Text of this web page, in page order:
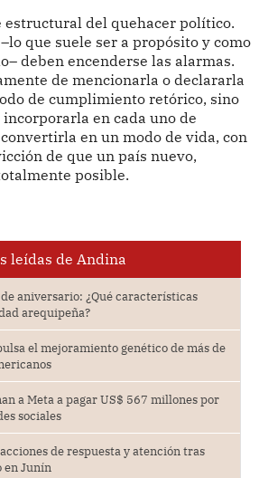
estructural del quehacer político.
que suele ser a propósito y como
deben encenderse las alarmas.
de mencionarla o declararla
de cumplimiento retórico, sino
en cada uno de
en un modo de vida, con
de que un país nuevo,
posible.
leídas de Andina
aniversario: ¿Qué características
arequipeña?
el mejoramiento genético de más de
a Meta a pagar US$ 567 millones por
sociales
de respuesta y atención tras
en Junín